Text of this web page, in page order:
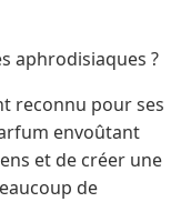
aphrodisiaques ?
reconnu pour ses
envoûtant
et de créer une
de